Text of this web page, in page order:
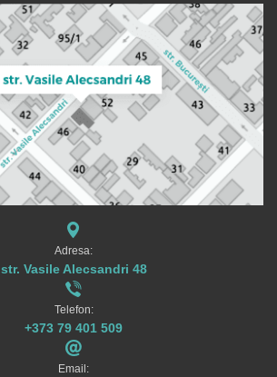
Adresa:
str. Vasile Alecsandri 48
Telefon:
+373 79 401 509
Email: